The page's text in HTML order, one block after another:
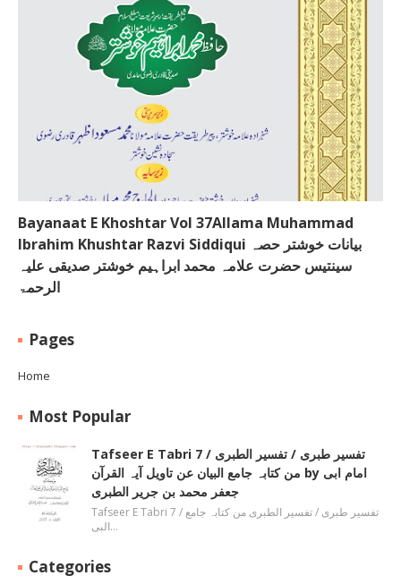
Bayanaat E Khoshtar Vol 37Allama Muhammad
Ibrahim Khushtar Razvi Siddiqui بیانات خوشتر حصہ
سینتیس حضرت علامہ محمد ابراہیم خوشتر صدیقی علیہ
الرحمۃ
Pages
Home
Most Popular
Tafseer E Tabri 7 / تفسیر طبری / تفسیر الطبری
من کتابہ جامع البیان عن تاویل آیہ القرآن by امام ابی
جعفر محمد بن جریر الطبری
Tafseer E Tabri 7 / تفسیر طبری / تفسیر الطبری من کتابہ جامع
البی…
Categories